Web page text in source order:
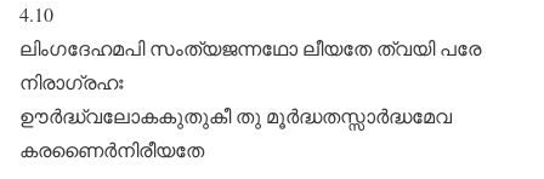
4.10
ലിംഗദേഹമപി സംത്യജന്നഥോ ലീയതേ ത്വയി പരേ
നിരാഗ്രഹഃ
ഊർദ്ധ്വലോകകുതുകീ തു മൂർദ്ധതസ്സാർദ്ധമേവ
കരണൈർനിരീയതേ